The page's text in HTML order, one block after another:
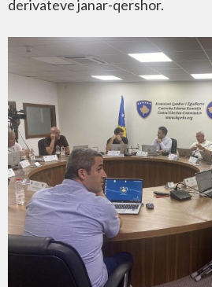
derivateve janar-qershor.